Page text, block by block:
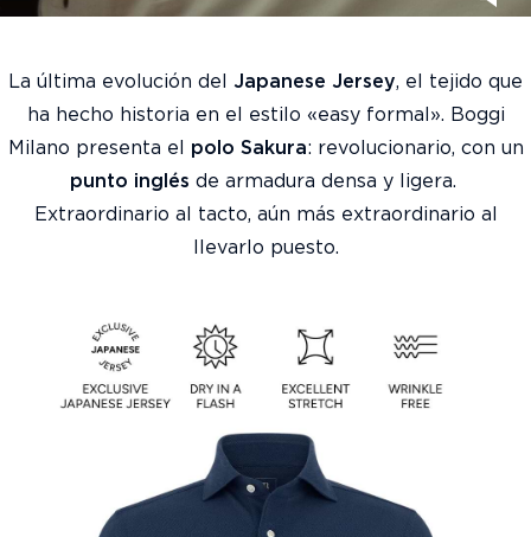
La última evolución del Japanese Jersey, el tejido que
ha hecho historia en el estilo «easy formal». ​Boggi
Milano presenta el polo Sakura: revolucionario, con un
punto inglés de armadura densa y ligera. ​
Extraordinario al tacto, aún más extraordinario al
llevarlo puesto.